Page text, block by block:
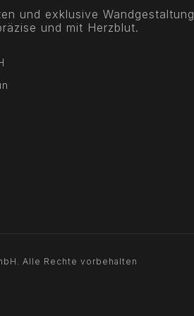
und exklusive Wandgestaltung
und mit Herzblut.
Alle Rechte vorbehalten